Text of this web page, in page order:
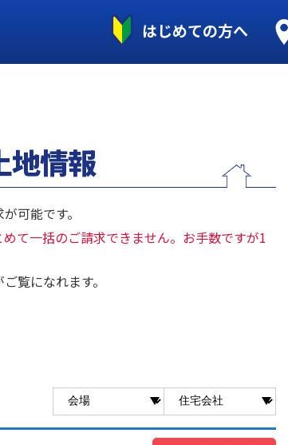
はじめての方へ
地情報
可能です。
て一括のご請求できません。お手数ですが1
覧になれます。